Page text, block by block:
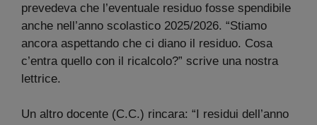
prevedeva che l’eventuale residuo fosse spendibile
anche nell’anno scolastico 2025/2026. “Stiamo
ancora aspettando che ci diano il residuo. Cosa
c’entra quello con il ricalcolo?” scrive una nostra
lettrice.
Un altro docente (C.C.) rincara: “I residui dell’anno